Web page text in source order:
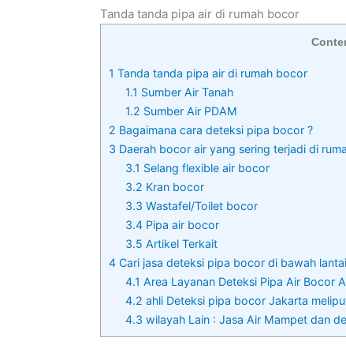
Tanda tanda pipa air di rumah bocor
1 Tanda tanda pipa air di rumah bocor
1.1 Sumber Air Tanah
1.2 Sumber Air PDAM
2 Bagaimana cara deteksi pipa bocor ?
3 Daerah bocor air yang sering terjadi di
3.1 Selang flexible air bocor
3.2 Kran bocor
3.3 Wastafel/Toilet bocor
3.4 Pipa air bocor
3.5 Artikel Terkait
4 Cari jasa deteksi pipa bocor di bawah
4.1 Area Layanan Deteksi Pipa Air Bocor
4.2 ahli Deteksi pipa bocor Jakarta
4.3 wilayah Lain : Jasa Air Mampet dan